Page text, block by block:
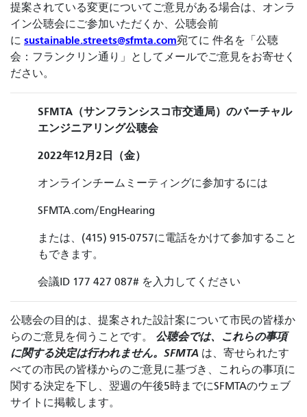
提案されている変更についてご意見がある場合は、オンラ
イン公聴会にご参加いただくか、公聴会前
に sustainable.streets@sfmta.com宛てに 件名を「公聴
会：フランクリン通り」としてメールでご意見をお寄せく
ださい。
SFMTA（サンフランシスコ市交通局）のバーチャル
エンジニアリング公聴会
2022年12月2日（金）
オンラインチームミーティングに参加するには
SFMTA.com/EngHearing
または、(415) 915-0757に電話をかけて参加すること
もできます。
会議ID 177 427 087# を入力してください
公聴会の目的は、提案された設計案について市民の皆様か
らのご意見を伺うことです。 公聴会では、これらの事項
に関する決定は行われません。SFMTA は、寄せられたす
べての市民の皆様からのご意見に基づき、これらの事項に
関する決定を下し、翌週の午後5時までにSFMTAのウェブ
サイトに掲載します。